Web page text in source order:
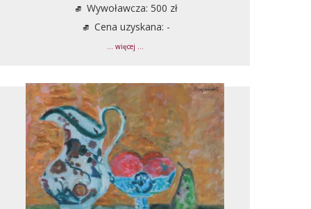
Wywoławcza: 500 zł
Cena uzyskana: -
... więcej ...